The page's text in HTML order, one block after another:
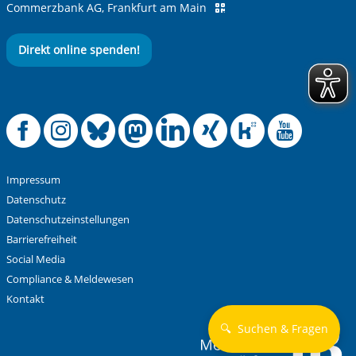
Commerzbank AG, Frankfurt am Main
Direkt online spenden!
Offizielle
Offizielle
Offizielle
Offizielle
Offizielle
Impressum
Datenschutz
Datenschutzeinstellungen
Barrierefreiheit
Social Media
Compliance & Meldewesen
Kontakt
🔍 Suchen & Fragen